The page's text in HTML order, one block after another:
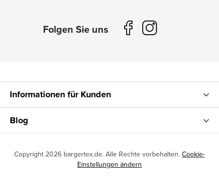
Informationen für Kunden
Blog
Copyright 2026 bargertex.de. Alle Rechte vorbehalten. Cookie-
Einstellungen ändern